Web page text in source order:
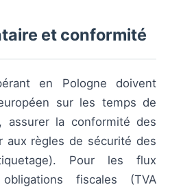
et conformité
en Pologne doivent
sur les temps de
assurer la conformité des
aux règles de sécurité des
Pour les flux
fiscales (TVA